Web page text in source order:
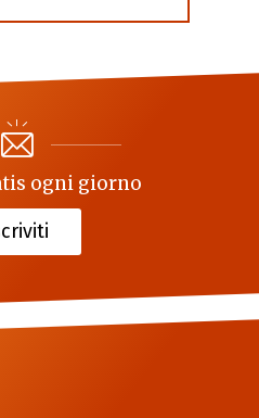
ogni giorno